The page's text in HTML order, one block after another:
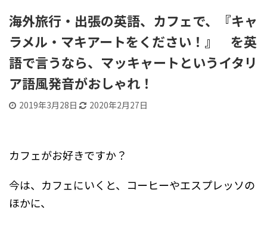
海外旅行・出張の英語、カフェで、『キャ
ラメル・マキアートをください！』 を英
語で言うなら、マッキャートというイタリ
ア語風発音がおしゃれ！
2019年3月28日 2020年2月27日
カフェがお好きですか？
今は、カフェにいくと、コーヒーやエスプレッソの
ほかに、